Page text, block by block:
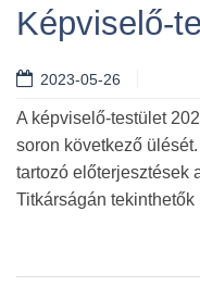
Képviselő-
2023-05-26
A képviselő-testület
soron következő
tartozó előterjesztések
Titkárságán tekinthetők